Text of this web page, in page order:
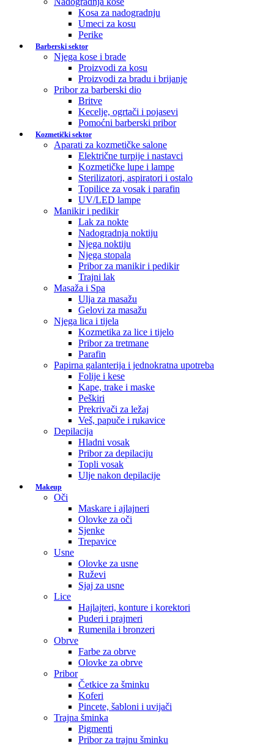
Kosa za nadogradnju
Umeci za kosu
Perike
Barberski sektor
Njega kose i brade
Proizvodi za kosu
Proizvodi za bradu i brijanje
Pribor za barberski dio
Britve
Kecelje, ogrtači i pojasevi
Pomoćni barberski pribor
Kozmetički sektor
Aparati za kozmetičke salone
Električne turpije i nastavci
Kozmetičke lupe i lampe
Sterilizatori, aspiratori i ostalo
Topilice za vosak i parafin
UV/LED lampe
Manikir i pedikir
Lak za nokte
Nadogradnja noktiju
Njega noktiju
Njega stopala
Pribor za manikir i pedikir
Trajni lak
Masaža i Spa
Ulja za masažu
Gelovi za masažu
Njega lica i tijela
Kozmetika za lice i tijelo
Pribor za tretmane
Parafin
Papirna galanterija i jednokratna upotreba
Folije i kese
Kape, trake i maske
Peškiri
Prekrivači za ležaj
Veš, papuče i rukavice
Depilacija
Hladni vosak
Pribor za depilaciju
Topli vosak
Ulje nakon depilacije
Makeup
Oči
Maskare i ajlajneri
Olovke za oči
Sjenke
Trepavice
Usne
Olovke za usne
Ruževi
Sjaj za usne
Lice
Hajlajteri, konture i korektori
Puderi i prajmeri
Rumenila i bronzeri
Obrve
Farbe za obrve
Olovke za obrve
Pribor
Četkice za šminku
Koferi
Pincete, šabloni i uvijači
Trajna šminka
Pigmenti
Pribor za trajnu šminku